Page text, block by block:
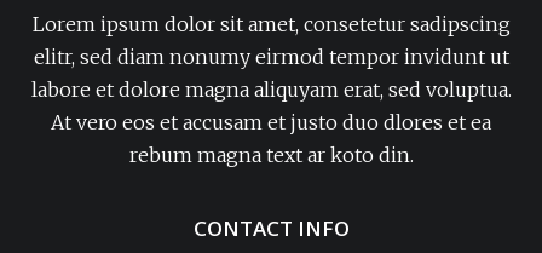
Lorem ipsum dolor sit amet, consetetur sadipscing
elitr, sed diam nonumy eirmod tempor invidunt ut
labore et dolore magna aliquyam erat, sed voluptua.
At vero eos et accusam et justo duo dlores et ea
rebum magna text ar koto din.
CONTACT INFO